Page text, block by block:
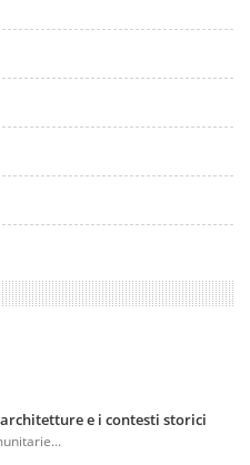
e i contesti storici